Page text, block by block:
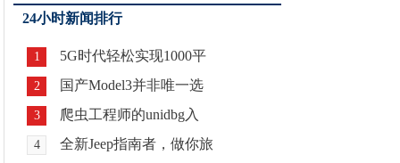
24小时新闻排行
1 5G时代轻松实现1000平
2 国产Model3并非唯一选
3 爬虫工程师的unidbg入
4 全新Jeep指南者，做你旅